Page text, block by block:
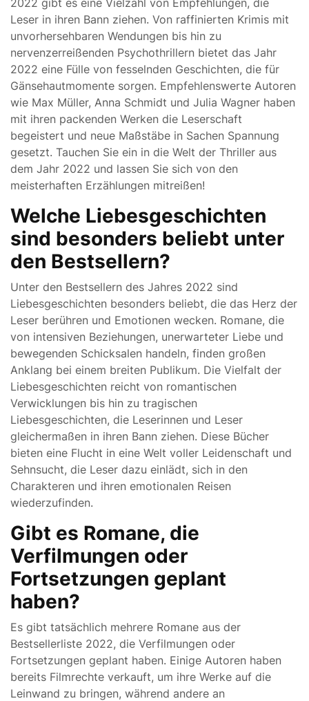
2022 gibt es eine Vielzahl von Empfehlungen, die
Leser in ihren Bann ziehen. Von raffinierten Krimis mit
unvorhersehbaren Wendungen bis hin zu
nervenzerreißenden Psychothrillern bietet das Jahr
2022 eine Fülle von fesselnden Geschichten, die für
Gänsehautmomente sorgen. Empfehlenswerte Autoren
wie Max Müller, Anna Schmidt und Julia Wagner haben
mit ihren packenden Werken die Leserschaft
begeistert und neue Maßstäbe in Sachen Spannung
gesetzt. Tauchen Sie ein in die Welt der Thriller aus
dem Jahr 2022 und lassen Sie sich von den
meisterhaften Erzählungen mitreißen!
Welche Liebesgeschichten
sind besonders beliebt unter
den Bestsellern?
Unter den Bestsellern des Jahres 2022 sind
Liebesgeschichten besonders beliebt, die das Herz der
Leser berühren und Emotionen wecken. Romane, die
von intensiven Beziehungen, unerwarteter Liebe und
bewegenden Schicksalen handeln, finden großen
Anklang bei einem breiten Publikum. Die Vielfalt der
Liebesgeschichten reicht von romantischen
Verwicklungen bis hin zu tragischen
Liebesgeschichten, die Leserinnen und Leser
gleichermaßen in ihren Bann ziehen. Diese Bücher
bieten eine Flucht in eine Welt voller Leidenschaft und
Sehnsucht, die Leser dazu einlädt, sich in den
Charakteren und ihren emotionalen Reisen
wiederzufinden.
Gibt es Romane, die
Verfilmungen oder
Fortsetzungen geplant
haben?
Es gibt tatsächlich mehrere Romane aus der
Bestsellerliste 2022, die Verfilmungen oder
Fortsetzungen geplant haben. Einige Autoren haben
bereits Filmrechte verkauft, um ihre Werke auf die
Leinwand zu bringen, während andere an